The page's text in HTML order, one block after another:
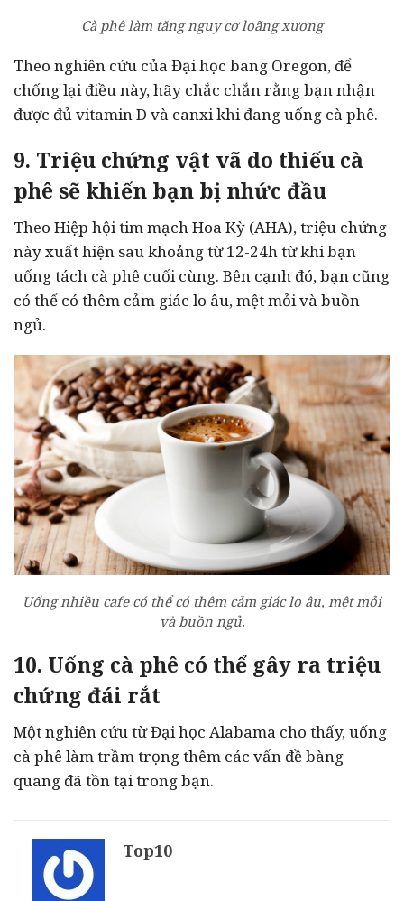
Cà phê làm tăng nguy cơ loãng xương
Theo nghiên cứu của Đại học bang Oregon, để
chống lại điều này, hãy chắc chắn rằng bạn nhận
được đủ vitamin D và canxi khi đang uống cà phê.
9. Triệu chứng vật vã do thiếu cà
phê sẽ khiến bạn bị nhức đầu
Theo Hiệp hội tim mạch Hoa Kỳ (AHA), triệu chứng
này xuất hiện sau khoảng từ 12-24h từ khi bạn
uống tách cà phê cuối cùng. Bên cạnh đó, bạn cũng
có thể có thêm cảm giác lo âu, mệt mỏi và buồn
ngủ.
Uống nhiều cafe có thể có thêm cảm giác lo âu, mệt mỏi
và buồn ngủ.
10. Uống cà phê có thể gây ra triệu
chứng đái rắt
Một nghiên cứu từ Đại học Alabama cho thấy, uống
cà phê làm trầm trọng thêm các vấn đề bàng
quang đã tồn tại trong bạn.
Top10